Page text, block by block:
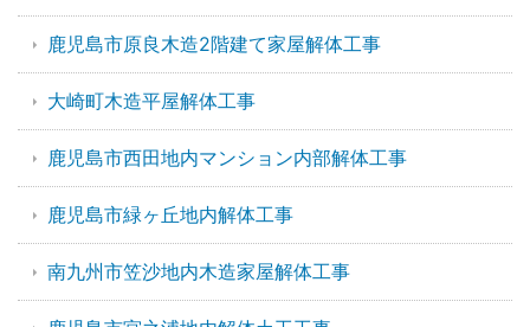
鹿児島市原良木造2階建て家屋解体工事
大崎町木造平屋解体工事
鹿児島市西田地内マンション内部解体工事
鹿児島市緑ヶ丘地内解体工事
南九州市笠沙地内木造家屋解体工事